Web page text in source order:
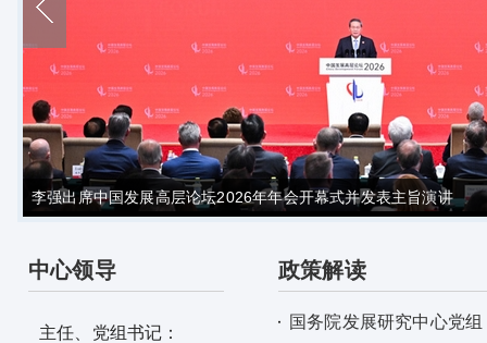
李强出席中国发展高层论坛2026年年会开幕式并发表主旨演讲
中心领导
主任、党组书记：
政策解读
国务院发展研究中心党